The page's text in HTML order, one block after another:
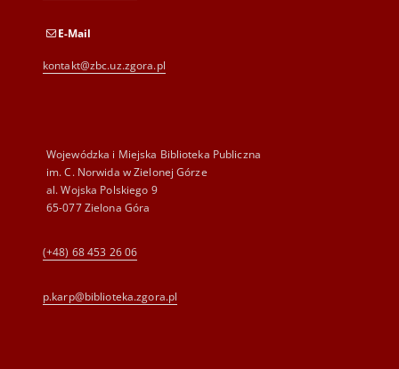
E-Mail
kontakt@zbc.uz.zgora.pl
Wojewódzka i Miejska Biblioteka Publiczna
im. C. Norwida w Zielonej Górze
al. Wojska Polskiego 9
65-077 Zielona Góra
(+48) 68 453 26 06
p.karp@biblioteka.zgora.pl